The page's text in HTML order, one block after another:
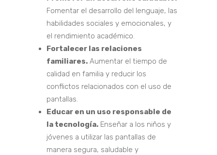
Fomentar el desarrollo del lenguaje, las
habilidades sociales y emocionales, y
el rendimiento académico.
Fortalecer las relaciones
familiares.Aumentar el tiempo de
calidad en familia y reducir los
conflictos relacionados con el uso de
pantallas.
Educar en un uso responsable de
la tecnología.Enseñar a los niños y
jóvenes a utilizar las pantallas de
manera segura, saludable y